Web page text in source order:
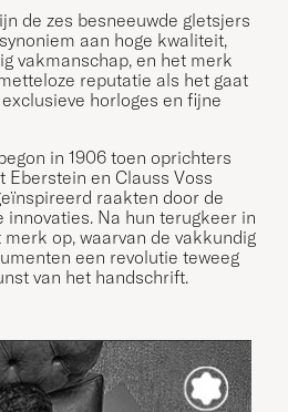
de zes besneeuwde gletsjers
aan hoge kwaliteit,
vakmanschap, en het merk
reputatie als het gaat
horloges en fijne
in 1906 toen oprichters
Eberstein en Clauss Voss
raakten door de
innovaties. Na hun terugkeer in
op, waarvan de vakkundig
een revolutie teweeg
van het handschrift.